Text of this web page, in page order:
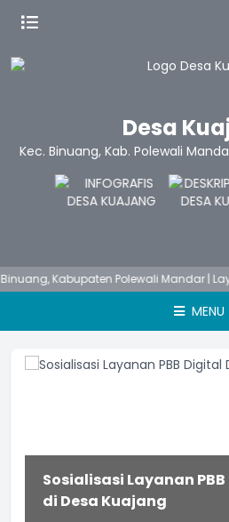
Desa
Kec. Binuang, Kab. Polewali
Kabupaten Polewali Mandar |
MENU
Sosialisasi Layanan
di Desa Kuajang